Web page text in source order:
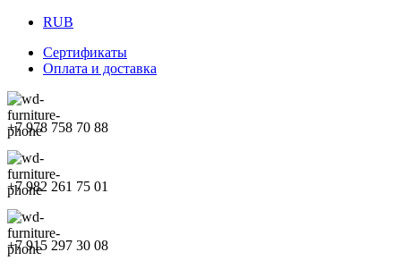
RUB
Сертификаты
Оплата и доставка
+7 978 758 70 88
+7 982 261 75 01
+7 915 297 30 08